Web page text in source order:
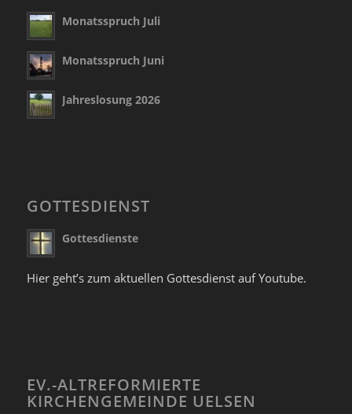
Monatsspruch Juli
Monatsspruch Juni
Jahreslosung 2026
GOTTESDIENST
Gottesdienste
Hier geht’s zum aktuellen Gottesdienst auf Youtube.
EV.-ALTREFORMIERTE
KIRCHENGEMEINDE UELSEN